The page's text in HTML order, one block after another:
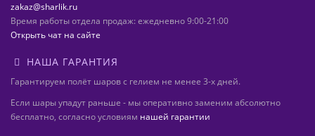
zakaz@sharlik.ru
Время работы отдела продаж: ежедневно 9:00-21:00
Открыть чат на сайте
НАША ГАРАНТИЯ
Гарантируем полёт шаров с гелием не менее 3-х дней.
Если шары упадут раньше - мы оперативно заменим абсолютно
бесплатно, согласно условиям нашей гарантии